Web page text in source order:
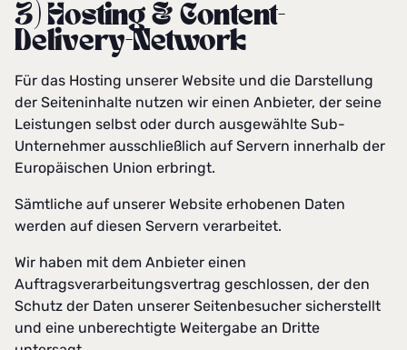
3) Hosting & Content-
Delivery-Network
Für das Hosting unserer Website und die Darstellung
der Seiteninhalte nutzen wir einen Anbieter, der seine
Leistungen selbst oder durch ausgewählte Sub-
Unternehmer ausschließlich auf Servern innerhalb der
Europäischen Union erbringt.
Sämtliche auf unserer Website erhobenen Daten
werden auf diesen Servern verarbeitet.
Wir haben mit dem Anbieter einen
Auftragsverarbeitungsvertrag geschlossen, der den
Schutz der Daten unserer Seitenbesucher sicherstellt
und eine unberechtigte Weitergabe an Dritte